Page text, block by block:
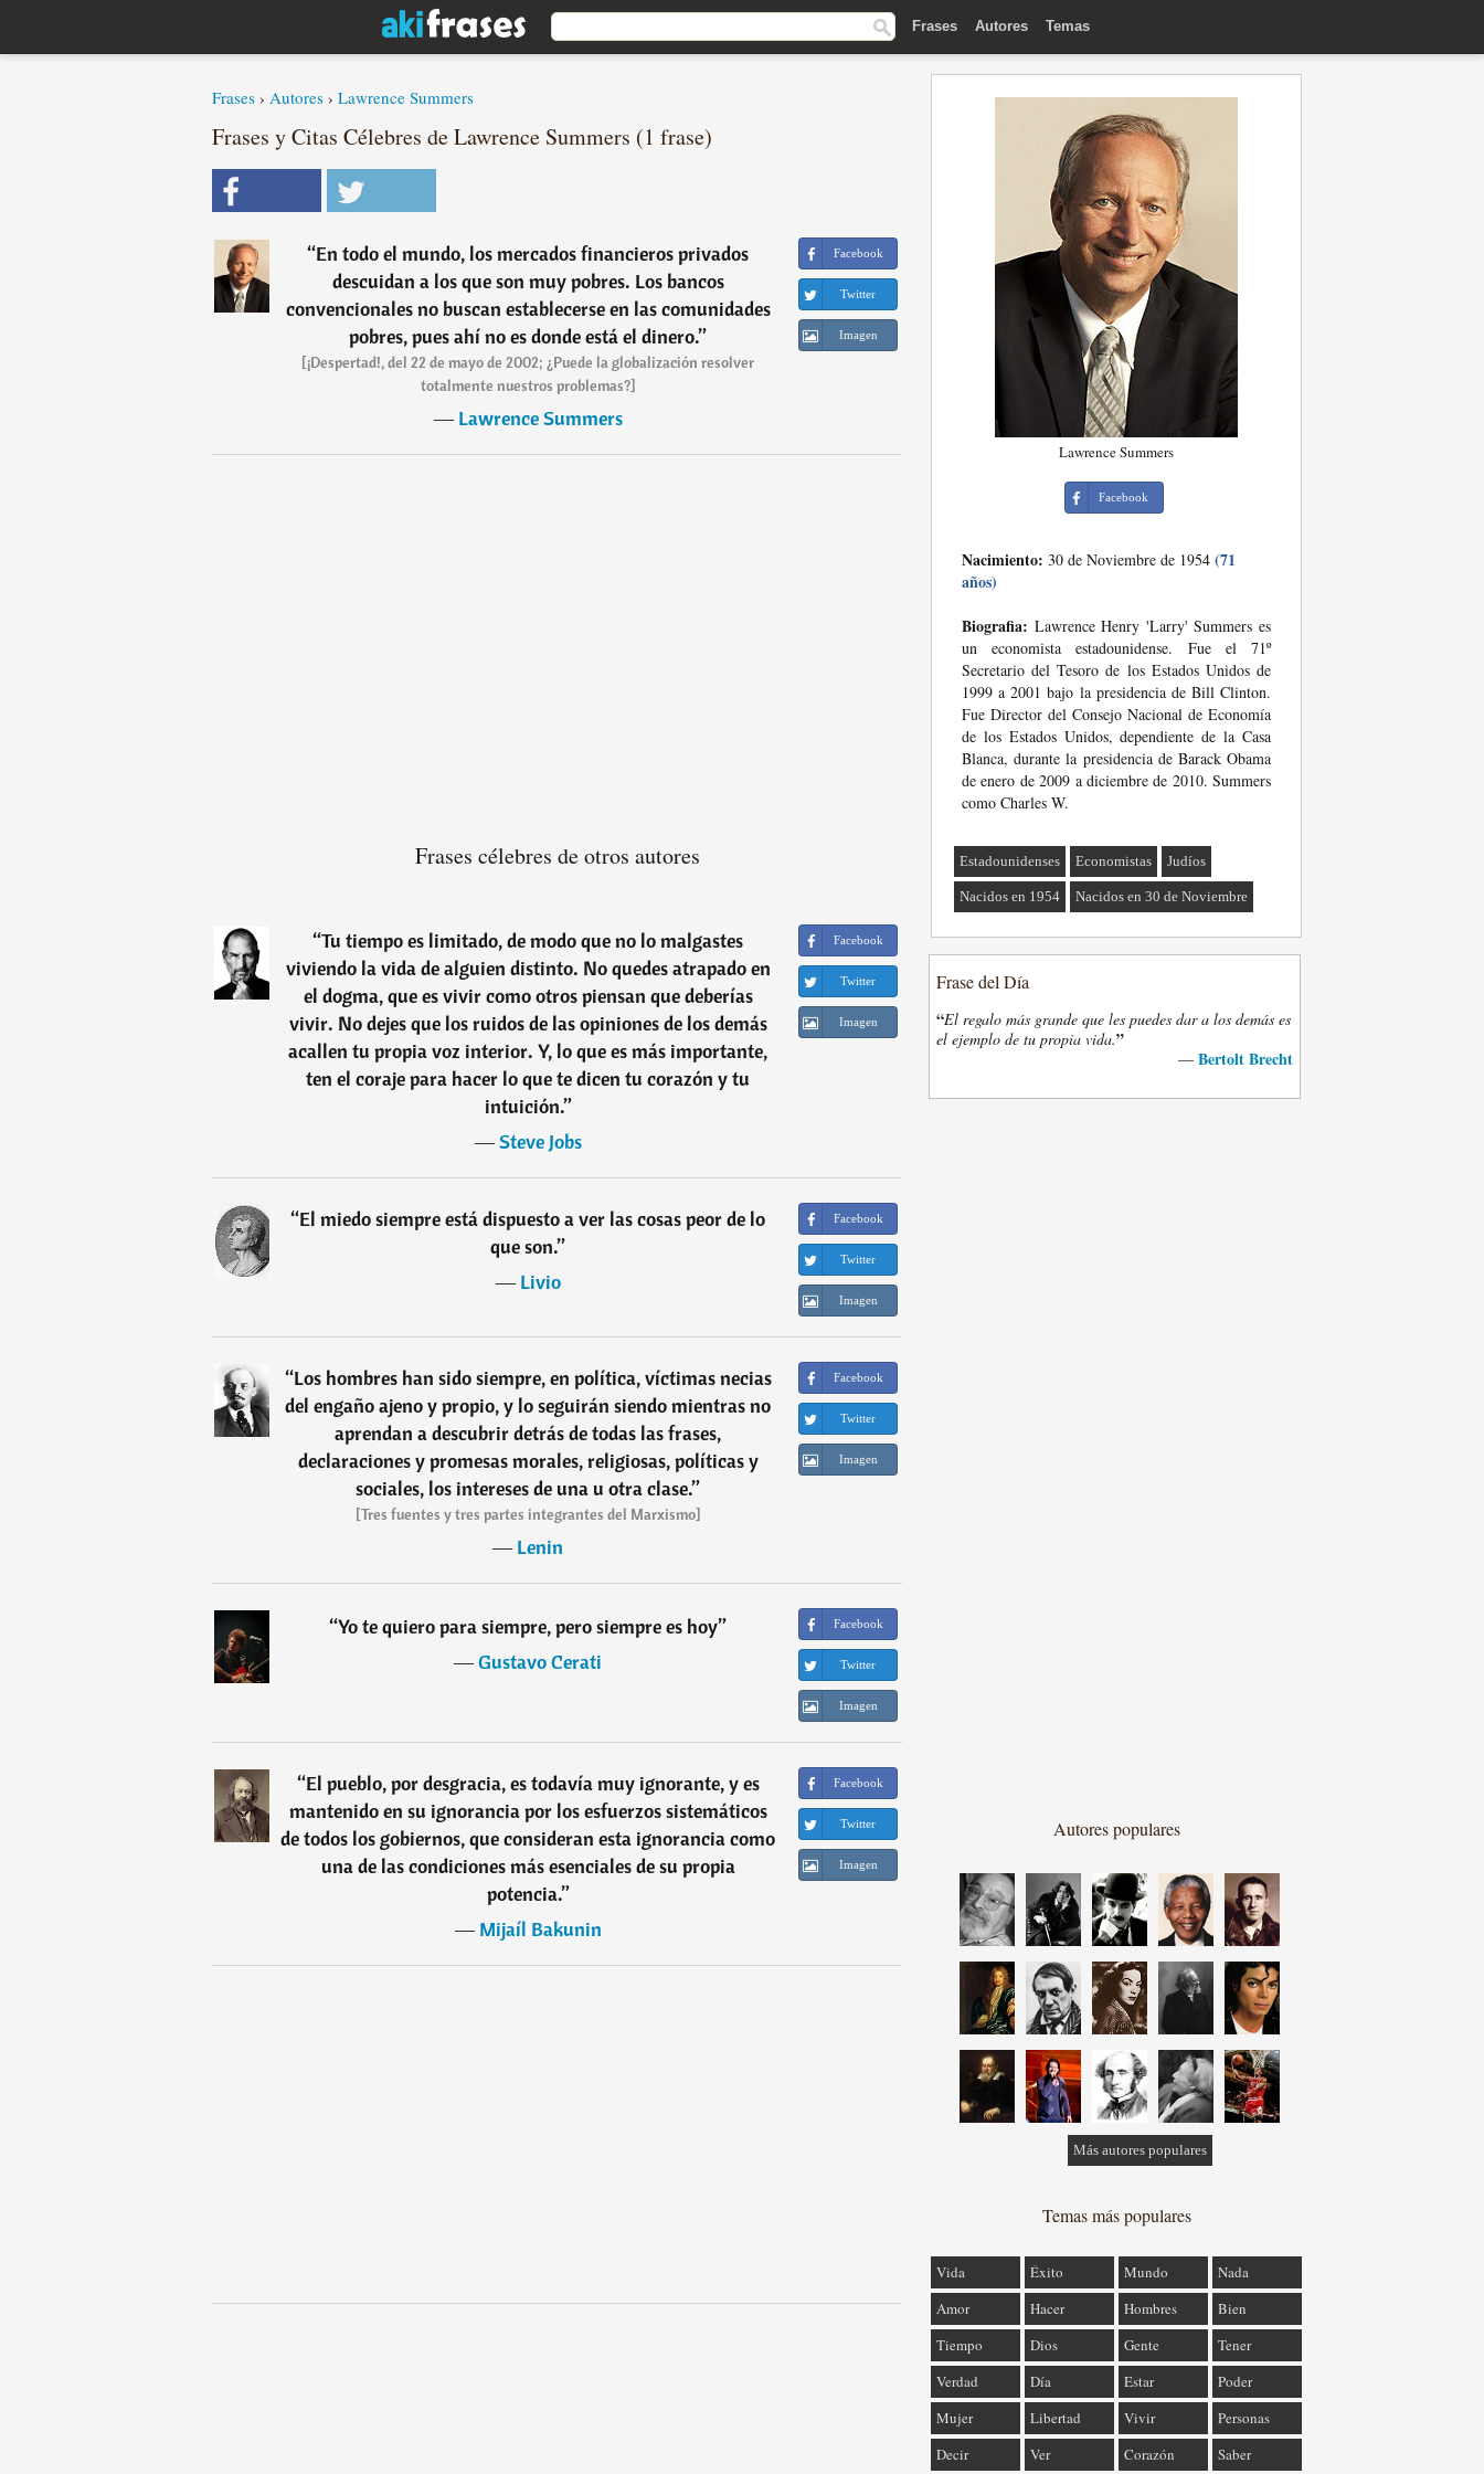
Frases Autores Temas
Frases › Autores › Lawrence Summers
Frases y Citas Célebres de Lawrence Summers (1 frase)
“En todo el mundo, los mercados financieros privados
descuidan a los que son muy pobres. Los bancos
convencionales no buscan establecerse en las comunidades
pobres, pues ahí no es donde está el dinero.”
[¡Despertad!, del 22 de mayo de 2002; ¿Puede la globalización resolver
totalmente nuestros problemas?]
―Lawrence Summers
Facebook
Twitter
Imagen
Frases célebres de otros autores
“Tu tiempo es limitado, de modo que no lo malgastes
viviendo la vida de alguien distinto. No quedes atrapado en
el dogma, que es vivir como otros piensan que deberías
vivir. No dejes que los ruidos de las opiniones de los demás
acallen tu propia voz interior. Y, lo que es más importante,
ten el coraje para hacer lo que te dicen tu corazón y tu
intuición.”
―Steve Jobs
Facebook
Twitter
Imagen
“El miedo siempre está dispuesto a ver las cosas peor de lo
que son.”
―Livio
Facebook
Twitter
Imagen
“Los hombres han sido siempre, en política, víctimas necias
del engaño ajeno y propio, y lo seguirán siendo mientras no
aprendan a descubrir detrás de todas las frases,
declaraciones y promesas morales, religiosas, políticas y
sociales, los intereses de una u otra clase.”
[Tres fuentes y tres partes integrantes del Marxismo]
―Lenin
Facebook
Twitter
Imagen
“Yo te quiero para siempre, pero siempre es hoy”
―Gustavo Cerati
Facebook
Twitter
Imagen
“El pueblo, por desgracia, es todavía muy ignorante, y es
mantenido en su ignorancia por los esfuerzos sistemáticos
de todos los gobiernos, que consideran esta ignorancia como
una de las condiciones más esenciales de su propia
potencia.”
―Mijaíl Bakunin
Facebook
Twitter
Imagen
Lawrence Summers
Facebook
Nacimiento: 30 de Noviembre de 1954 (71
años)
Biografia: Lawrence Henry 'Larry' Summers es
un economista estadounidense. Fue el 71º
Secretario del Tesoro de los Estados Unidos de
1999 a 2001 bajo la presidencia de Bill Clinton.
Fue Director del Consejo Nacional de Economía
de los Estados Unidos, dependiente de la Casa
Blanca, durante la presidencia de Barack Obama
de enero de 2009 a diciembre de 2010. Summers
como Charles W.
Estadounidenses Economistas Judíos
Nacidos en 1954 Nacidos en 30 de Noviembre
Frase del Día
“El regalo más grande que les puedes dar a los demás es
el ejemplo de tu propia vida.”
— Bertolt Brecht
Autores populares
Más autores populares
Temas más populares
Vida Éxito Mundo
Nada
Amor
Hacer Hombres
Bien
Tiempo
Dios Gente
Tener
Verdad
Día Estar
Poder
Mujer
Libertad Vivir
Personas
Decir
Ver Corazón Saber